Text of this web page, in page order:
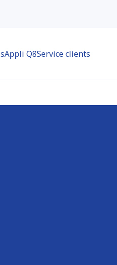
Appli Q8Service clients